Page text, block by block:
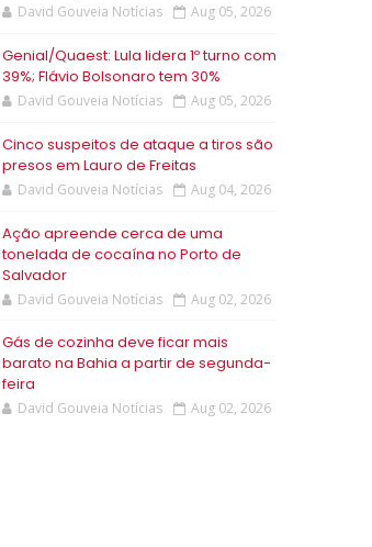
David Gouveia Notícias Aug 05, 2026
Genial/Quaest: Lula lidera 1º turno com
39%; Flávio Bolsonaro tem 30%
David Gouveia Notícias Aug 05, 2026
Cinco suspeitos de ataque a tiros são
presos em Lauro de Freitas
David Gouveia Notícias Aug 04, 2026
Ação apreende cerca de uma
tonelada de cocaína no Porto de
Salvador
David Gouveia Notícias Aug 02, 2026
Gás de cozinha deve ficar mais
barato na Bahia a partir de segunda-
feira
David Gouveia Notícias Aug 02, 2026